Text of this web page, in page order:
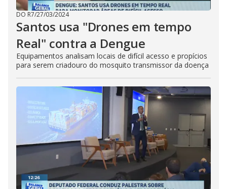
DO R7/27/03/2024
Santos usa "Drones em tempo
Real" contra a Dengue
Equipamentos analisam locais de difícil acesso e propícios
para serem criadouro do mosquito transmissor da doença